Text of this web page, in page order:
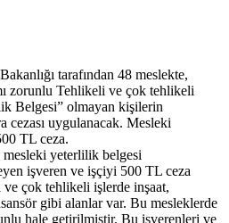
tarafından 48 meslekte,
zorunlu Tehlikeli ve çok tehlikeli
Belgesi” olmayan kişilerin
cezası uygulanacak. Mesleki
TL ceza.
mesleki yeterlilik belgesi
işveren ve işçiyi 500 TL ceza
çok tehlikeli işlerde inşaat,
gibi alanlar var. Bu mesleklerde
hale getirilmiştir. Bu işverenleri ve